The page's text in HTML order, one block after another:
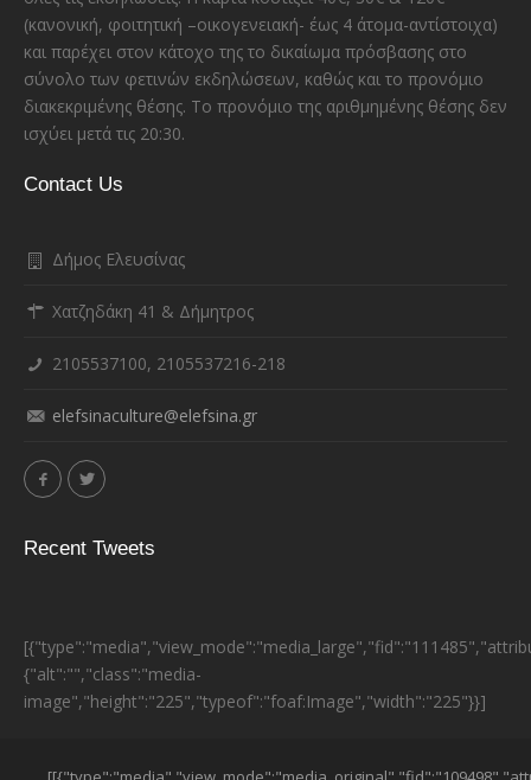
(κανονική, φοιτητική –οικογενειακή- έως 4 άτομα-αντίστοιχα)
και παρέχει στον κάτοχο της το δικαίωμα πρόσβασης στο
σύνολο των φετινών εκδηλώσεων, καθώς και το προνόμιο
διακεκριμένης θέσης. Το προνόμιο της αριθμημένης θέσης δεν
ισχύει μετά τις 20:30.
Contact Us
Δήμος Ελευσίνας
Χατζηδάκη 41 & Δήμητρος
2105537100, 2105537216-218
elefsinaculture@elefsina.gr
Recent Tweets
{"alt":"","class":"media-
image","height":"225","typeof":"foaf:Image","width":"225"}}]